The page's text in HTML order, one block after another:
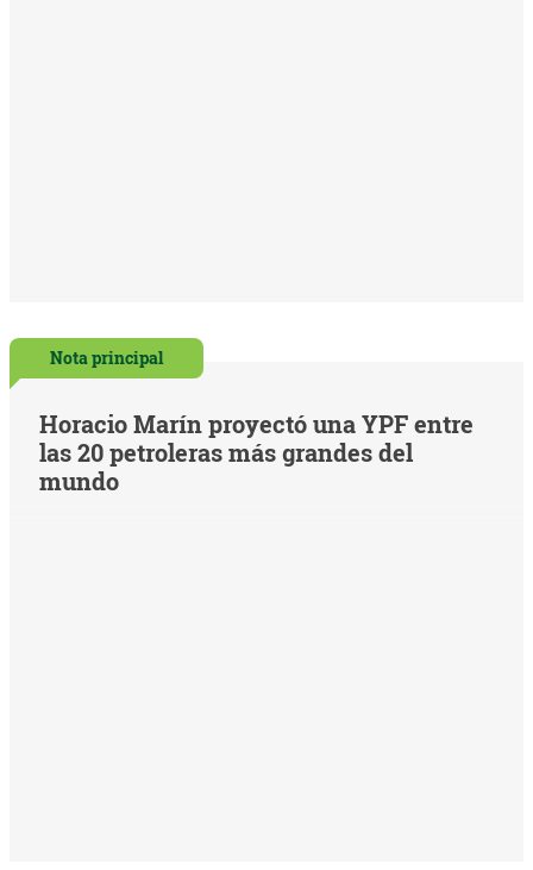
Nota principal
Horacio Marín proyectó una YPF entre
las 20 petroleras más grandes del
mundo